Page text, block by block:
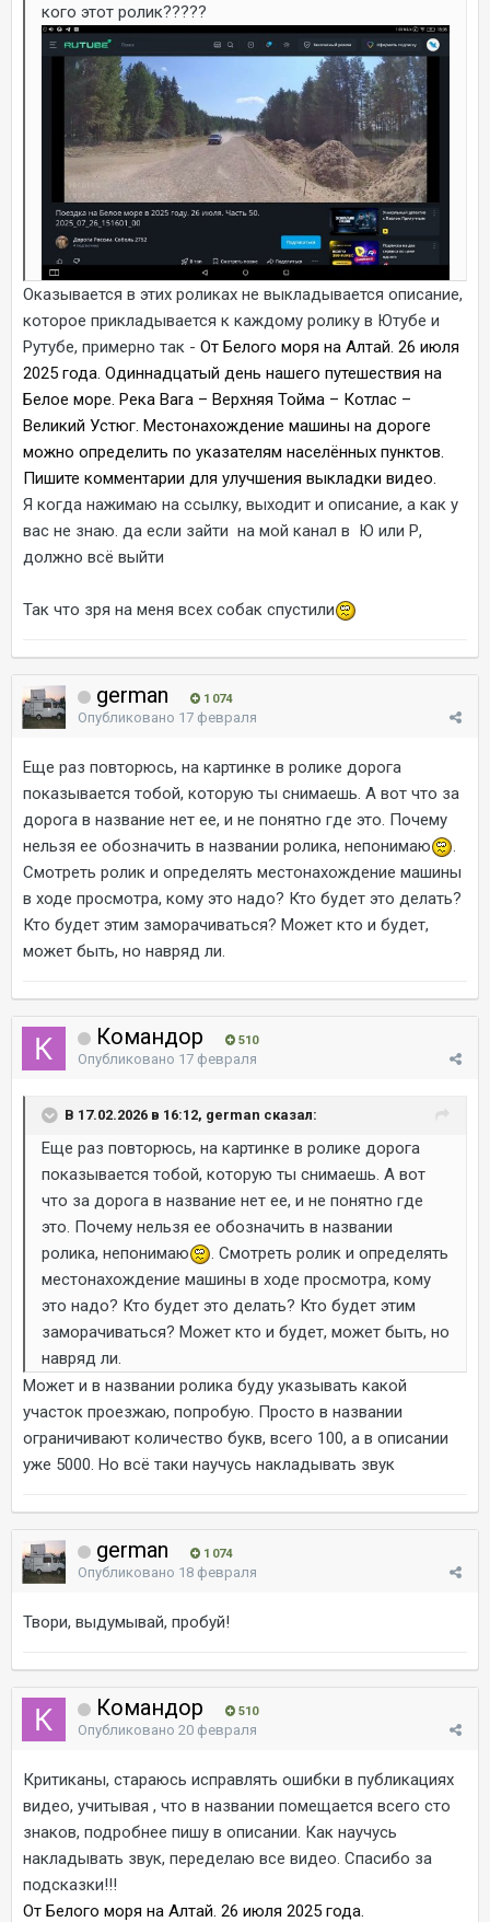
кого этот ролик?????
Оказывается в этих роликах не выкладывается описание,
которое прикладывается к каждому ролику в Ютубе и
Рутубе, примерно так - От Белого моря на Алтай. 26 июля
2025 года. Одиннадцатый день нашего путешествия на
Белое море. Река Вага – Верхняя Тойма – Котлас –
Великий Устюг. Местонахождение машины на дороге
можно определить по указателям населённых пунктов.
Пишите комментарии для улучшения выкладки видео.
Я когда нажимаю на ссылку, выходит и описание, а как у
вас не знаю. да если зайти на мой канал в Ю или Р,
должно всё выйти
Так что зря на меня всех собак спустили
german 1 074
Опубликовано 17 февраля
Еще раз повторюсь, на картинке в ролике дорога
показывается тобой, которую ты снимаешь. А вот что за
дорога в название нет ее, и не понятно где это. Почему
нельзя ее обозначить в названии ролика, непонимаю
Смотреть ролик и определять местонахождение машины
в ходе просмотра, кому это надо? Кто будет это делать?
Кто будет этим заморачиваться? Может кто и будет,
может быть, но навряд ли.
Командор 510
Опубликовано 17 февраля
В 17.02.2026 в 16:12, german сказал:
Еще раз повторюсь, на картинке в ролике дорога
показывается тобой, которую ты снимаешь. А вот
что за дорога в название нет ее, и не понятно где
это. Почему нельзя ее обозначить в названии
ролика, непонимаю
. Смотреть ролик и определять
местонахождение машины в ходе просмотра, кому
это надо? Кто будет это делать? Кто будет этим
заморачиваться? Может кто и будет, может быть, но
навряд ли.
Может и в названии ролика буду указывать какой
участок проезжаю, попробую. Просто в названии
ограничивают количество букв, всего 100, а в описании
уже 5000. Но всё таки научусь накладывать звук
german 1 074
Опубликовано 18 февраля
Твори, выдумывай, пробуй!
Командор 510
Опубликовано 20 февраля
Критиканы, стараюсь исправлять ошибки в публикациях
видео, учитывая , что в названии помещается всего сто
знаков, подробнее пишу в описании. Как научусь
накладывать звук, переделаю все видео. Спасибо за
подсказки!!!
От Белого моря на Алтай. 26 июля 2025 года.